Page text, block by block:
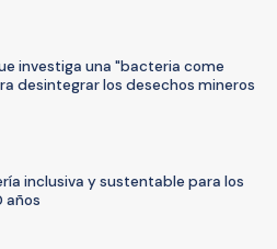
investiga una "bacteria come
desintegrar los desechos mineros
inclusiva y sustentable para los
años